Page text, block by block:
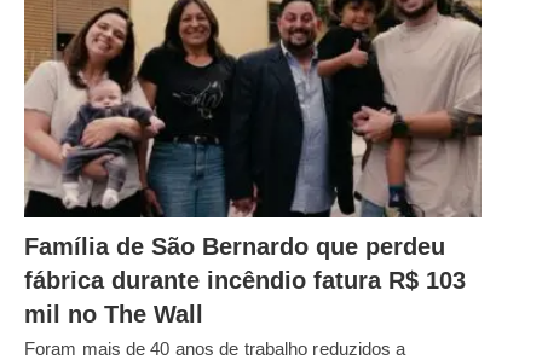
Família de São Bernardo que perdeu
fábrica durante incêndio fatura R$ 103
mil no The Wall
Foram mais de 40 anos de trabalho reduzidos a